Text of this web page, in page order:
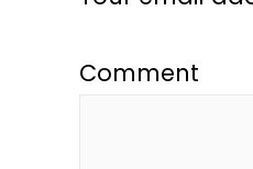
Comment